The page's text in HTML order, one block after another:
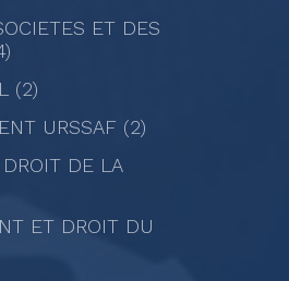
ET DES
(2)
URSSAF (2)
DE LA
ET DROIT DU